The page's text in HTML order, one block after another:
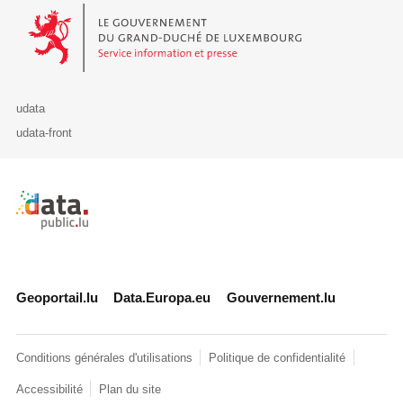
Le Gouvernement du Grand-Duché de Luxembourg - Service
udata
udata-front
Retour à l'accueil de data.public.lu
Geoportail.lu Data.Europa.eu Gouvernement.lu
Conditions générales d'utilisations Politique de confidentialité
Accessibilité Plan du site